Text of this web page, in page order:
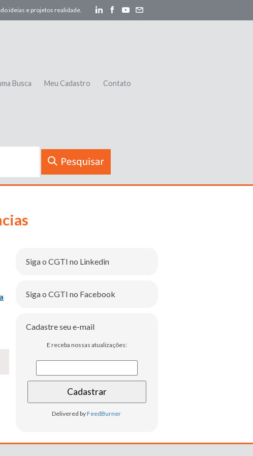
ideias e projetos realidade.
Busca Meu Cadastro Contato
Siga o CGTI no Linkedin
Siga o CGTI no Facebook
Cadastre seu e-mail
E receba nossas atualizações:
Delivered byFeedBurner